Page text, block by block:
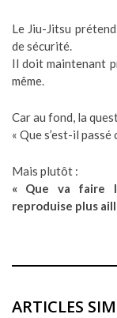
Le Jiu-Jitsu
de sécurité.
Il doit maintenant
même.
Car au fond, la
« Que s’est-il passé
Mais plutôt :
« Que va faire
reproduise plus
ARTICLES